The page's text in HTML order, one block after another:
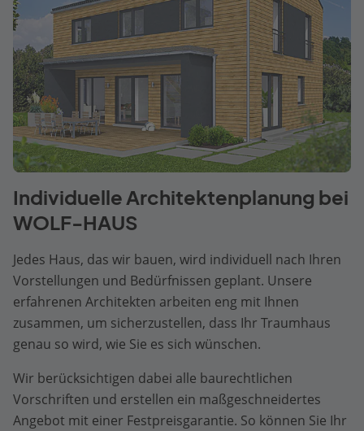
Individuelle Architektenplanung bei
WOLF-HAUS
Jedes Haus, das wir bauen, wird individuell nach Ihren
Vorstellungen und Bedürfnissen geplant. Unsere
erfahrenen Architekten arbeiten eng mit Ihnen
zusammen, um sicherzustellen, dass Ihr Traumhaus
genau so wird, wie Sie es sich wünschen.
Wir berücksichtigen dabei alle baurechtlichen
Vorschriften und erstellen ein maßgeschneidertes
Angebot mit einer Festpreisgarantie. So können Sie Ihr